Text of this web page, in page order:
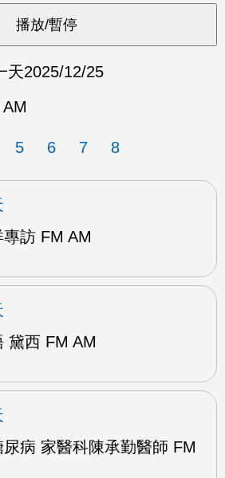
天2025/12/25
5 6 7 8
訪 FM AM
黛西 FM AM
病 家醫科陳承勤醫師 FM